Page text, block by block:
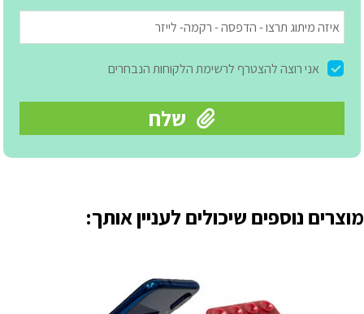
מוצרים נוספים שיכולים לעניין אותך: